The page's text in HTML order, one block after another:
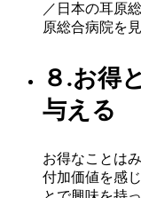
／日本の耳原
原総合病院を
８.お得
与える
お得なことは
付加価値を感